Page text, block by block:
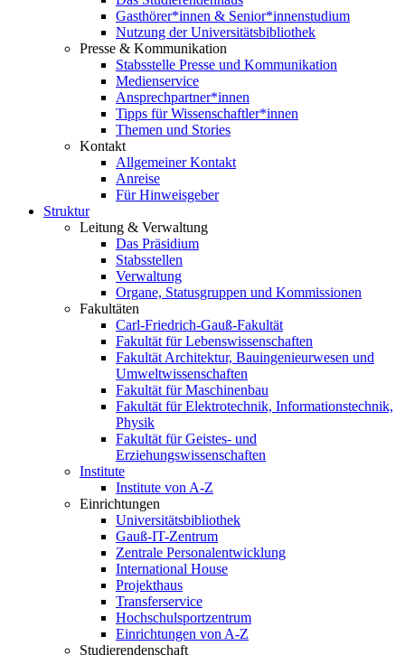
Gasthörer*innen & Senior*innenstudium
Nutzung der Universitätsbibliothek
Presse & Kommunikation
Stabsstelle Presse und Kommunikation
Medienservice
Ansprechpartner*innen
Tipps für Wissenschaftler*innen
Themen und Stories
Kontakt
Allgemeiner Kontakt
Anreise
Für Hinweisgeber
Struktur
Leitung & Verwaltung
Das Präsidium
Stabsstellen
Verwaltung
Organe, Statusgruppen und Kommissionen
Fakultäten
Carl-Friedrich-Gauß-Fakultät
Fakultät für Lebenswissenschaften
Fakultät Architektur, Bauingenieurwesen und
Umweltwissenschaften
Fakultät für Maschinenbau
Fakultät für Elektrotechnik, Informationstechnik,
Physik
Fakultät für Geistes- und
Erziehungswissenschaften
Institute
Institute von A-Z
Einrichtungen
Universitätsbibliothek
Gauß-IT-Zentrum
Zentrale Personalentwicklung
International House
Projekthaus
Transferservice
Hochschulsportzentrum
Einrichtungen von A-Z
Studierendenschaft